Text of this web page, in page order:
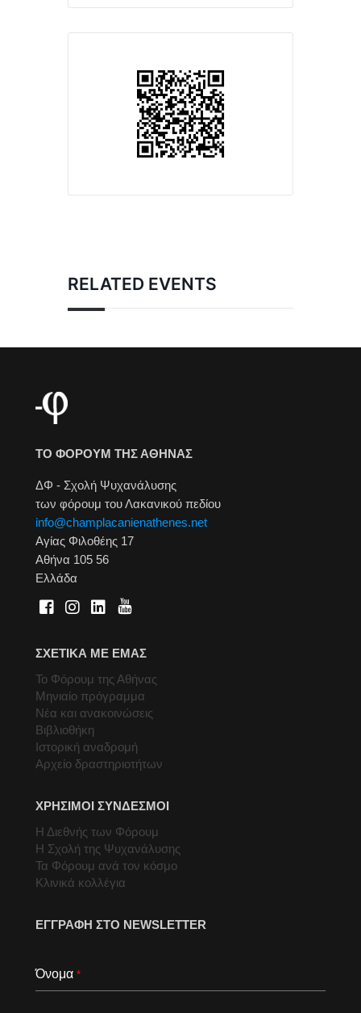
RELATED EVENTS
ΤΟ ΦΟΡΟΥΜ ΤΗΣ ΑΘΗΝΑΣ
ΔΦ - Σχολή Ψυχανάλυσης
των φόρουμ του Λακανικού πεδίου
info@champlacanienathenes.net
Αγίας Φιλοθέης 17
Αθήνα 105 56
Ελλάδα
ΣΧΕΤΙΚΑ ΜΕ ΕΜΑΣ
Το Φόρουμ της Αθήνας
Μηνιαίο πρόγραμμα
Νέα και ανακοινώσεις
Βιβλιοθήκη
Ιστορική αναδρομή
Αρχείο δραστηριοτήτων
ΧΡΗΣΙΜΟΙ ΣΥΝΔΕΣΜΟΙ
Η Διεθνής των Φόρουμ
Η Σχολή της Ψυχανάλυσης
Τα Φόρουμ ανά τον κόσμο
Κλινικά κολλέγια
ΕΓΓΡΑΦΗ ΣΤΟ NEWSLETTER
Όνομα *